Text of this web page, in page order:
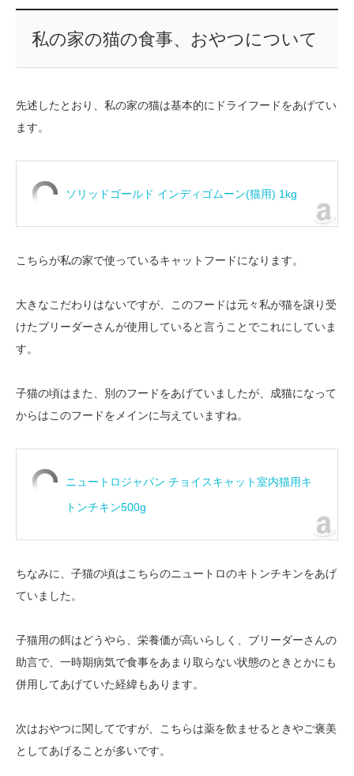
私の家の猫の食事、おやつについて
先述したとおり、私の家の猫は基本的にドライフードをあげてい
ます。
ソリッドゴールド インディゴムーン(猫用) 1kg
こちらが私の家で使っているキャットフードになります。
大きなこだわりはないですが、このフードは元々私が猫を譲り受
けたブリーダーさんが使用していると言うことでこれにしていま
す。
子猫の頃はまた、別のフードをあげていましたが、成猫になって
からはこのフードをメインに与えていますね。
ニュートロジャパン チョイスキャット室内猫用キ
トンチキン500g
ちなみに、子猫の頃はこちらのニュートロのキトンチキンをあげ
ていました。
子猫用の餌はどうやら、栄養価が高いらしく、ブリーダーさんの
助言で、一時期病気で食事をあまり取らない状態のときとかにも
併用してあげていた経緯もあります。
次はおやつに関してですが、こちらは薬を飲ませるときやご褒美
としてあげることが多いです。